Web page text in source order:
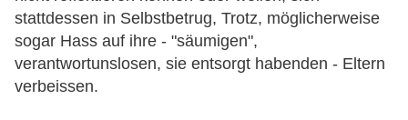
stattdessen in Selbstbetrug, Trotz, möglicherweise
sogar Hass auf ihre - "säumigen",
verantwortunslosen, sie entsorgt habenden - Eltern
verbeissen.